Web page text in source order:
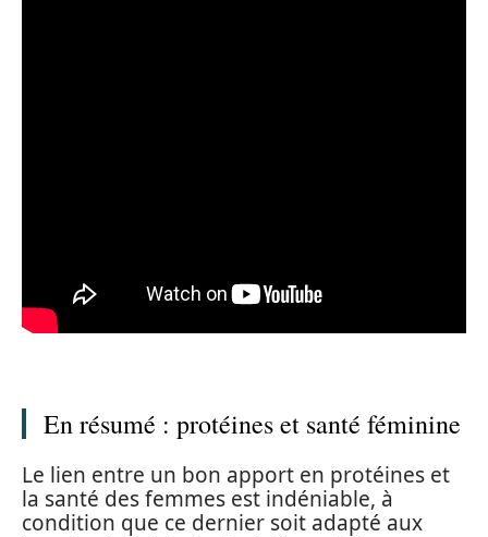
En résumé : protéines et santé féminine
Le lien entre un bon apport en protéines et
la santé des femmes est indéniable, à
condition que ce dernier soit adapté aux